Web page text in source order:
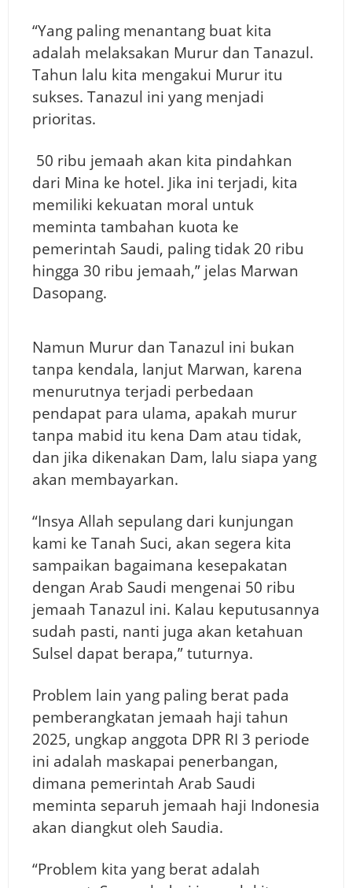
“Yang paling menantang buat kita
adalah melaksakan Murur dan Tanazul.
Tahun lalu kita mengakui Murur itu
sukses. Tanazul ini yang menjadi
prioritas.
50 ribu jemaah akan kita pindahkan
dari Mina ke hotel. Jika ini terjadi, kita
memiliki kekuatan moral untuk
meminta tambahan kuota ke
pemerintah Saudi, paling tidak 20 ribu
hingga 30 ribu jemaah,” jelas Marwan
Dasopang.
Namun Murur dan Tanazul ini bukan
tanpa kendala, lanjut Marwan, karena
menurutnya terjadi perbedaan
pendapat para ulama, apakah murur
tanpa mabid itu kena Dam atau tidak,
dan jika dikenakan Dam, lalu siapa yang
akan membayarkan.
“Insya Allah sepulang dari kunjungan
kami ke Tanah Suci, akan segera kita
sampaikan bagaimana kesepakatan
dengan Arab Saudi mengenai 50 ribu
jemaah Tanazul ini. Kalau keputusannya
sudah pasti, nanti juga akan ketahuan
Sulsel dapat berapa,” tuturnya.
Problem lain yang paling berat pada
pemberangkatan jemaah haji tahun
2025, ungkap anggota DPR RI 3 periode
ini adalah maskapai penerbangan,
dimana pemerintah Arab Saudi
meminta separuh jemaah haji Indonesia
akan diangkut oleh Saudia.
“Problem kita yang berat adalah